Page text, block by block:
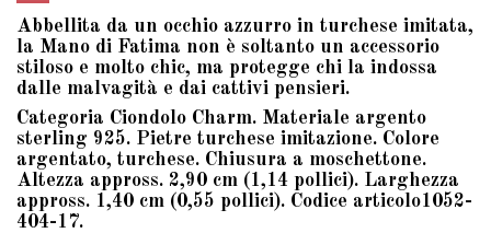
Abbellita da un occhio azzurro in turchese imitata,
la Mano di Fatima non è soltanto un accessorio
stiloso e molto chic, ma protegge chi la indossa
dalle malvagità e dai cattivi pensieri.
Categoria Ciondolo Charm. Materiale argento
sterling 925. Pietre turchese imitazione. Colore
argentato, turchese. Chiusura a moschettone.
Altezza appross. 2,90 cm (1,14 pollici). Larghezza
appross. 1,40 cm (0,55 pollici). Codice articolo1052-
404-17.